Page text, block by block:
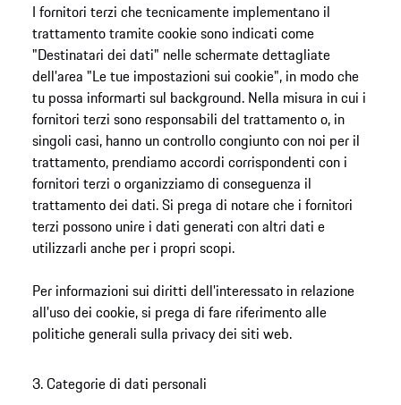
I fornitori terzi che tecnicamente implementano il
trattamento tramite cookie sono indicati come
"Destinatari dei dati" nelle schermate dettagliate
dell'area "Le tue impostazioni sui cookie", in modo che
tu possa informarti sul background. Nella misura in cui i
fornitori terzi sono responsabili del trattamento o, in
singoli casi, hanno un controllo congiunto con noi per il
trattamento, prendiamo accordi corrispondenti con i
fornitori terzi o organizziamo di conseguenza il
trattamento dei dati. Si prega di notare che i fornitori
terzi possono unire i dati generati con altri dati e
utilizzarli anche per i propri scopi.
Per informazioni sui diritti dell'interessato in relazione
all'uso dei cookie, si prega di fare riferimento alle
politiche generali sulla privacy dei siti web.
3. Categorie di dati personali